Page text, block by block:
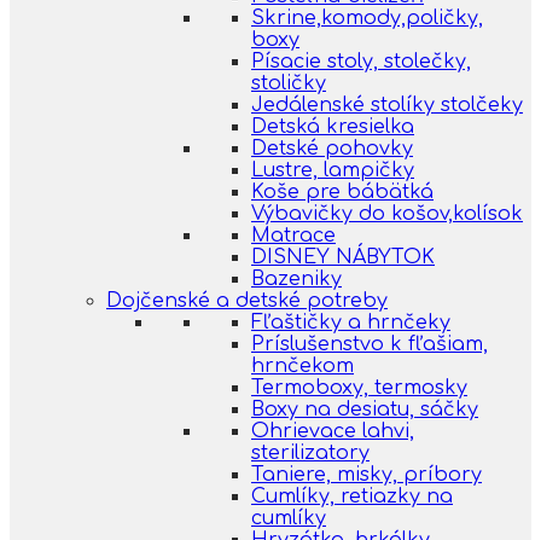
Skrine,komody,poličky,
boxy
Písacie stoly, stolečky,
stoličky
Jedálenské stolíky stolčeky
Detská kresielka
Detské pohovky
Lustre, lampičky
Koše pre bábätká
Výbavičky do košov,kolísok
Matrace
DISNEY NÁBYTOK
Bazeniky
Dojčenské a detské potreby
Fľaštičky a hrnčeky
Príslušenstvo k fľašiam,
hrnčekom
Termoboxy, termosky
Boxy na desiatu, sáčky
Ohrievace lahvi,
sterilizatory
Taniere, misky, príbory
Cumlíky, retiazky na
cumlíky